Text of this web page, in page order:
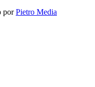
porPietro Media